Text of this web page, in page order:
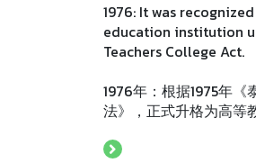
1976: It was
education institution
Teachers College Act.
1976年：根据1975年《
法》，正式升格为高等